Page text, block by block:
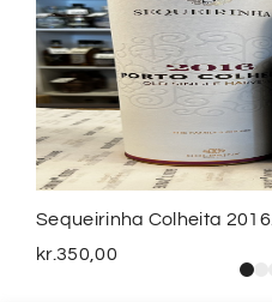
Sequeirinha Colheita 2016...
kr.350,00